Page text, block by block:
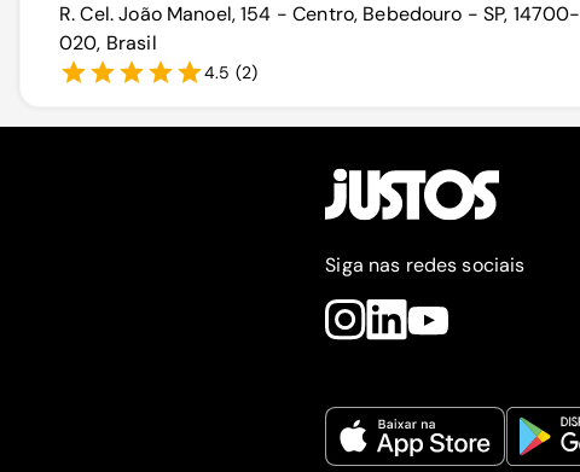
R. Cel. João Manoel, 154 - Centro, Bebedouro - SP, 14700-
020, Brasil
4.5 (2)
Siga nas redes sociais